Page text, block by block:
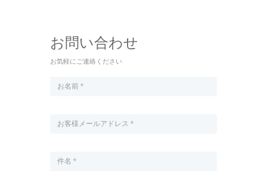
お問い合わせ
お気軽にご連絡ください